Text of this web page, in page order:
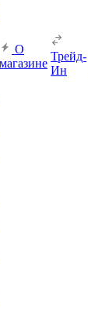
О
магазине
Трейд-
Ин